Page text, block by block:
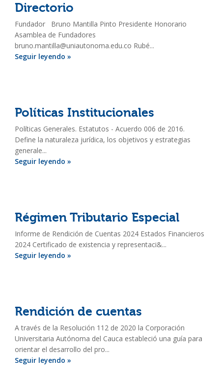
Directorio
Fundador Bruno Mantilla Pinto Presidente Honorario
Asamblea de Fundadores
bruno.mantilla@uniautonoma.edu.co Rubé...
Seguir leyendo »
Políticas Institucionales
Políticas Generales. Estatutos - Acuerdo 006 de 2016.
Define la naturaleza jurídica, los objetivos y estrategias
generale...
Seguir leyendo »
Régimen Tributario Especial
Informe de Rendición de Cuentas 2024 Estados Financieros
2024 Certificado de existencia y representaci&...
Seguir leyendo »
Rendición de cuentas
A través de la Resolución 112 de 2020 la Corporación
Universitaria Autónoma del Cauca estableció una guía para
orientar el desarrollo del pro...
Seguir leyendo »